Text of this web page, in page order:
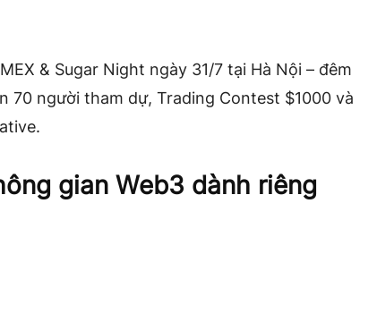
& Sugar Night ngày 31/7 tại Hà Nội – đêm
70 người tham dự, Trading Contest $1000 và
gian Web3 dành riêng